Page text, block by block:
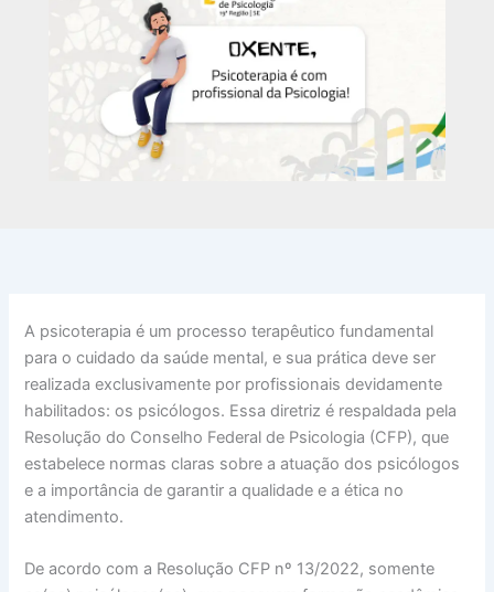
A psicoterapia é um processo terapêutico fundamental
para o cuidado da saúde mental, e sua prática deve ser
realizada exclusivamente por profissionais devidamente
habilitados: os psicólogos. Essa diretriz é respaldada pela
Resolução do Conselho Federal de Psicologia (CFP), que
estabelece normas claras sobre a atuação dos psicólogos
e a importância de garantir a qualidade e a ética no
atendimento.
De acordo com a Resolução CFP nº 13/2022, somente